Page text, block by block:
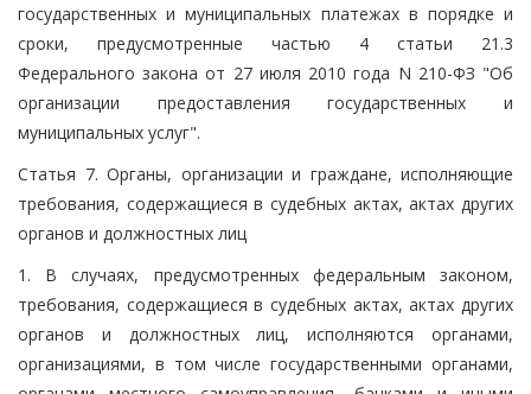
государственных и муниципальных платежах в порядке и
сроки, предусмотренные частью 4 статьи 21.3
Федерального закона от 27 июля 2010 года N 210-ФЗ "Об
организации предоставления государственных и
муниципальных услуг".
Статья 7. Органы, организации и граждане, исполняющие
требования, содержащиеся в судебных актах, актах других
органов и должностных лиц
1. В случаях, предусмотренных федеральным законом,
требования, содержащиеся в судебных актах, актах других
органов и должностных лиц, исполняются органами,
организациями, в том числе государственными органами,